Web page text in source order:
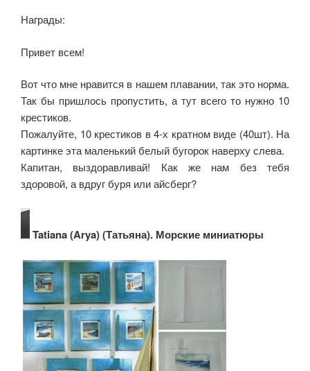
Награды:
Привет всем!
Вот что мне нравится в нашем плавании, так это норма.
Так бы пришлось пропустить, а тут всего то нужно 10
крестиков.
Пожалуйте, 10 крестиков в 4-х кратном виде (40шт). На
картинке эта маленький белый бугорок наверху слева.
Капитан, выздоравливай! Как же нам без тебя
здоровой, а вдруг буря или айсберг?
Tatiana (Arya) (Татьяна). Морские миниатюры